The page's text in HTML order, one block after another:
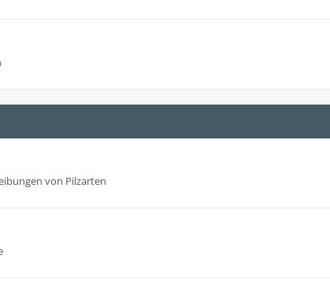
von Pilzarten